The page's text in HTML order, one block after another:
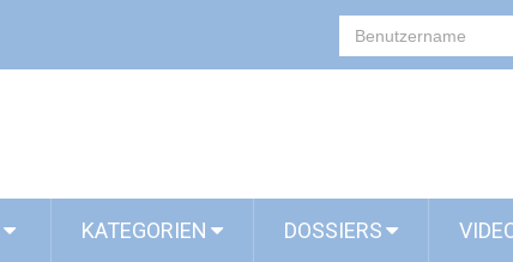
KATEGORIEN DOSSIERS